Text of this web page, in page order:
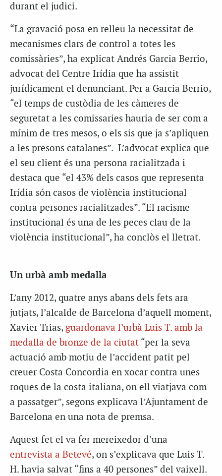
durant el judici.
“La gravació posa en relleu la necessitat de
mecanismes clars de control a totes les
comissàries”, ha explicat Andrés Garcia Berrio,
advocat del Centre Irídia que ha assistit
jurídicament el denunciant. Per a Garcia Berrio,
“el temps de custòdia de les càmeres de
seguretat a les comissaries hauria de ser com a
mínim de tres mesos, o els sis que ja s’apliquen
a les presons catalanes”. L’advocat explica que
el seu client és una persona racialitzada i
destaca que “el 43% dels casos que representa
Irídia són casos de violència institucional
contra persones racialitzades”. “El racisme
institucional és una de les peces clau de la
violència institucional”, ha conclòs el lletrat.
Un urbà amb medalla
L’any 2012, quatre anys abans dels fets ara
jutjats, l’alcalde de Barcelona d’aquell moment,
Xavier Trias, guardonava l’urbà Luis T. amb la
medalla de bronze de la ciutat “per la seva
actuació amb motiu de l’accident patit pel
creuer Costa Concordia en xocar contra unes
roques de la costa italiana, on ell viatjava com
a passatger”, segons explicava l’Ajuntament de
Barcelona en una nota de premsa.
Aquest fet el va fer mereixedor d’una
entrevista a Betevé, on s’explicava que Luis T.
H. havia salvat “fins a 40 persones” del vaixell.